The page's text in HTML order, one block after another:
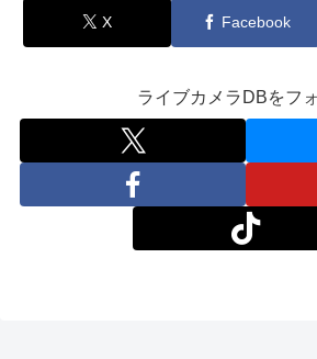
X Facebook
ライブカメラDBをフ